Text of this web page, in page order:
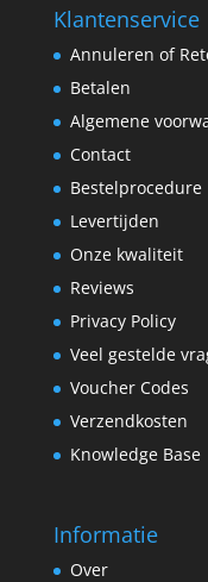
Klantenservice
Annuleren of
Betalen
Algemene
Contact
Bestelprocedure
Levertijden
Onze kwaliteit
Reviews
Privacy Policy
Veel gestelde
Voucher Codes
Verzendkosten
Knowledge Base
Informatie
Over